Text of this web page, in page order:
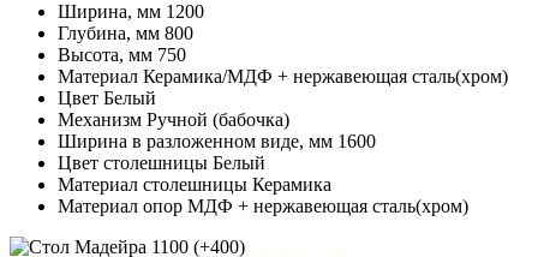
Ширина, мм 1200
Глубина, мм 800
Высота, мм 750
Материал Керамика/МДФ + нержавеющая сталь(хром)
Цвет Белый
Механизм Ручной (бабочка)
Ширина в разложенном виде, мм 1600
Цвет столешницы Белый
Материал столешницы Керамика
Материал опор МДФ + нержавеющая сталь(хром)